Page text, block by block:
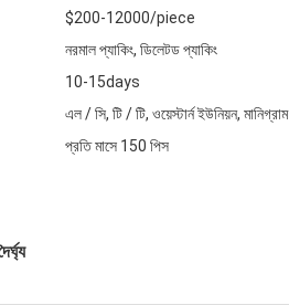
$200-12000/piece
নরমাল প্যাকিং, ডিলেটড প্যাকিং
10-15days
এল / সি, টি / টি, ওয়েস্টার্ন ইউনিয়ন, মানিগ্রাম
প্রতি মাসে 150 পিস